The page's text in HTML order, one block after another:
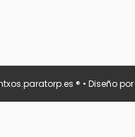
® • Diseño por